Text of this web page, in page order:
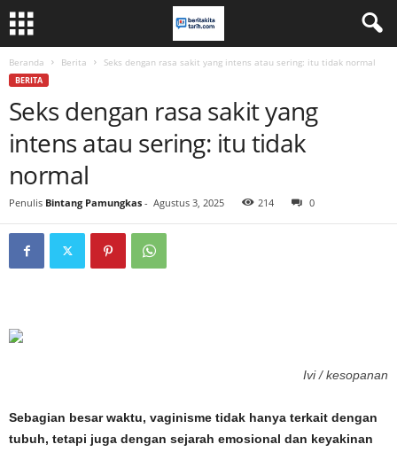
Beranda Berita Seks dengan rasa sakit yang intens atau sering: itu tidak normal
BERITA
Seks dengan rasa sakit yang
intens atau sering: itu tidak
normal
Penulis Bintang Pamungkas - Agustus 3, 2025 214 0
Ivi / kesopanan
Sebagian besar waktu, vaginisme tidak hanya terkait dengan
tubuh, tetapi juga dengan sejarah emosional dan keyakinan